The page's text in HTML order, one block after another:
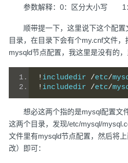
参数解释：0：区分大小写 1
顺带提一下，这里说下这个配置
目录，在目录下会有个my.cnf文件
mysqld节点配置，我这里是没有
! includedir /etc/
! includedir /etc/
想必这两个指的是mysql配置文
这两个目录，发现/etc/mysql/
文件里有mysqld节点配置，然后将
改）即可：